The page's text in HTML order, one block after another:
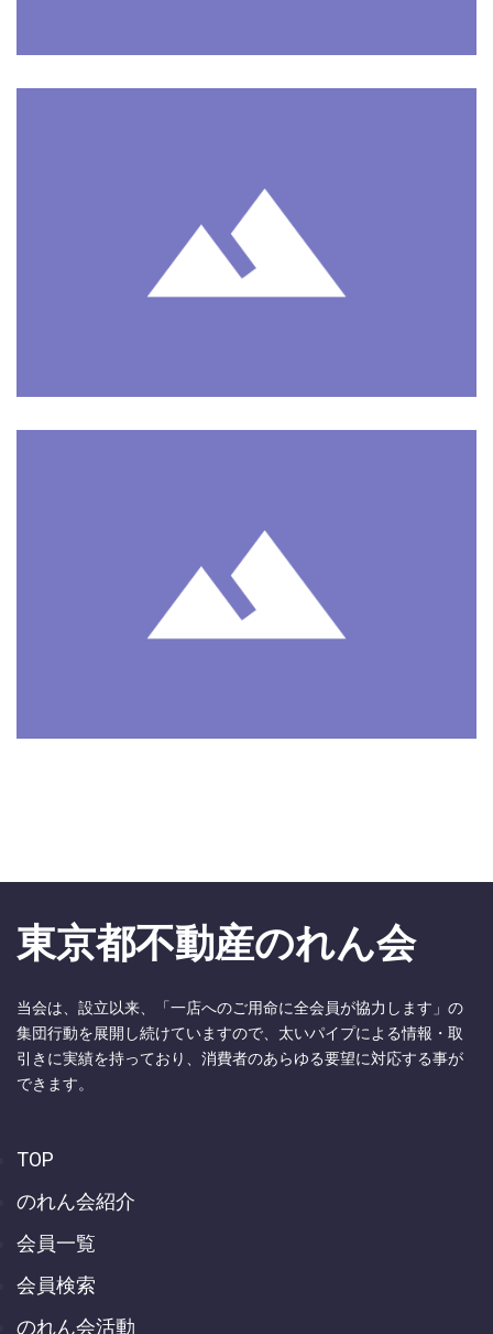
東京都不動産のれん会
当会は、設立以来、「一店へのご用命に全会員が協力します」の
集団行動を展開し続けていますので、太いパイプによる情報・取
引きに実績を持っており、消費者のあらゆる要望に対応する事が
できます。
TOP
のれん会紹介
会員一覧
会員検索
のれん会活動